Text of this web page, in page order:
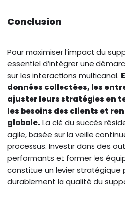
Conclusion
Pour maximiser l’impact du
essentiel d’intégrer une
sur les interactions multicanal.
données collectées, les
ajuster leurs stratégies en
les besoins des clients et
globale. La clé du succès
agile, basée sur la veille
processus. Investir dans des
performants et former les
constitue un levier stratégique
durablement la qualité du